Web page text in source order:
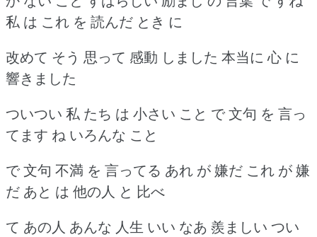
私 は これ を 読んだ とき に
改めて そう 思って 感動 しました 本当に 心 に
響きました
ついつい 私 たち は 小さい こと で 文句 を 言っ
てます ね いろんな こと
で 文句 不満 を 言ってる あれ が 嫌だ これ が 嫌
だ あと は 他の人 と 比べ
て あの人 あんな 人生 いい なあ 羨ましい つい